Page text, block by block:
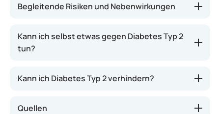
tritt zunehmend auch bei jüngeren Menschen auf.
bedingt sein, betrifft jedoch manchmal auch
Personen, die gesund leben.
Begleitende Risiken und Nebenwirkungen
Kann ich selbst etwas gegen Diabetes Typ 2
tun?
Kann ich Diabetes Typ 2 verhindern?
Quellen